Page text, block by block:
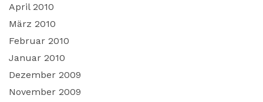
April 2010
März 2010
Februar 2010
Januar 2010
Dezember 2009
November 2009